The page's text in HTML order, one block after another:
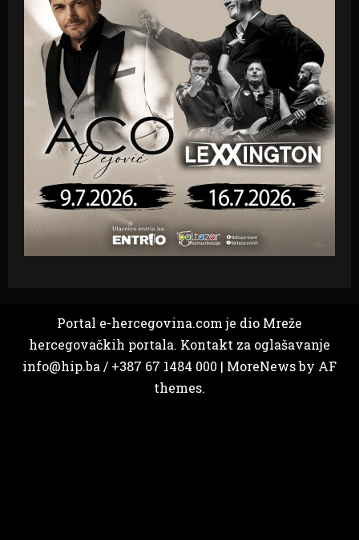
Portal e-hercegovina.com je dio Mreže
hercegovačkih portala. Kontakt za oglašavanje
info@hip.ba / +387 67 1484 000 | MoreNewsby AF
themes.